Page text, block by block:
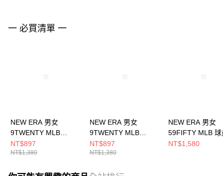
一 必買清單 一
NEW ERA 男女
9TWENTY MLB
VARSITY COOP布魯
克林道奇
NT$897
NT$1,380
NEW ERA 男女
9TWENTY MLB
VARSITY COOP聖地
牙哥教士
NT$897
NT$1,380
NEW ERA 男女
59FIFTY MLB 球
巴爾的摩金鶯
NT$1,580